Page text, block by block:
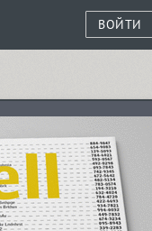
ВОЙТИ